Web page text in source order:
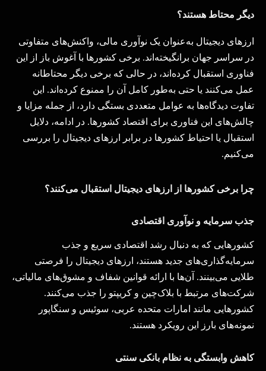
دیگر محتاط هستند؟
ارزهای دیجیتال به‌عنوان یک نوآوری مالی، واکنش‌های متفاوتی
در سراسر جهان برانگیخته‌اند. برخی کشورها با آغوش باز از این
فناوری استقبال کرده‌اند، در حالی که برخی دیگر محتاطانه
عمل می‌کنند یا حتی به‌طور کامل آن را ممنوع کرده‌اند. این
تفاوت دیدگاه‌ها به عوامل متعددی بستگی دارد، از جمله مزایا و
چالش‌های این فناوری برای اقتصاد کشورها. در ادامه، دلایل
استقبال یا احتیاط کشورها در برابر ارزهای دیجیتال را بررسی
می‌کنیم.
چرا برخی کشورها از ارزهای دیجیتال استقبال می‌کنند؟
جذب سرمایه و نوآوری اقتصادی
کشورهایی که به دنبال رشد اقتصادی سریع و جذب
سرمایه‌گذاری‌های جدید هستند، ارزهای دیجیتال را فرصتی
طلایی می‌بینند. آن‌ها با ارائه قوانین شفاف و مشوق‌های مالیاتی،
شرکت‌های مرتبط با بلاک‌چین و کریپتو را جذب می‌کنند.
کشورهایی مانند امارات متحده عربی، سوئیس و سنگاپور
نمونه‌های بارز این رویکرد هستند.
کاهش وابستگی به نظام بانکی سنتی